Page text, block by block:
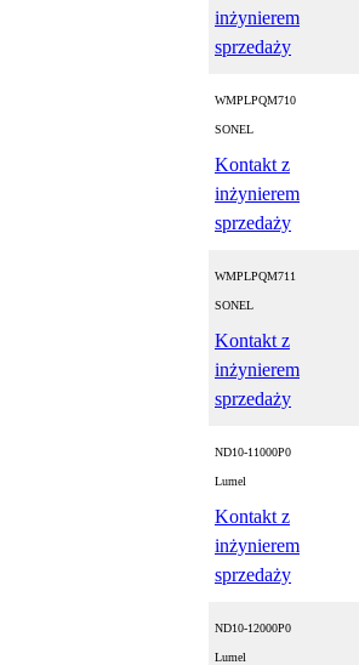
inżynierem
sprzedaży
WMPLPQM710
SONEL
Kontakt z
inżynierem
sprzedaży
WMPLPQM711
SONEL
Kontakt z
inżynierem
sprzedaży
ND10-11000P0
Lumel
Kontakt z
inżynierem
sprzedaży
ND10-12000P0
Lumel